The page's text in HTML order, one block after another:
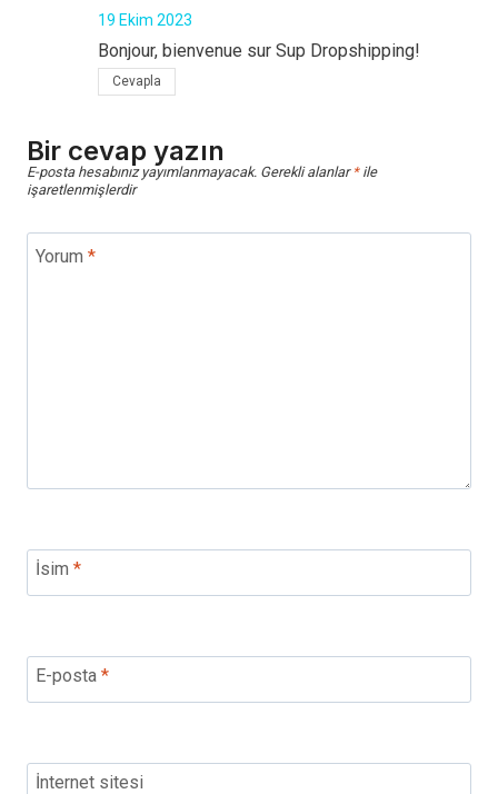
19 Ekim 2023
Bonjour, bienvenue sur Sup Dropshipping!
Cevapla
Bir cevap yazın
E-posta hesabınız yayımlanmayacak. Gerekli alanlar *ile
işaretlenmişlerdir
Yorum *
İsim *
E-posta *
İnternet sitesi